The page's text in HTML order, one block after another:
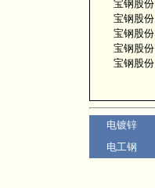
宝钢股份
宝钢股份
宝钢股份
宝钢股份
宝钢股份
电镀锌
电工钢